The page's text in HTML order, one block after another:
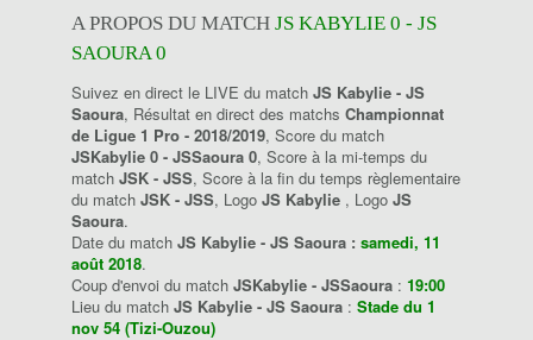
A PROPOS DU MATCH JS KABYLIE 0 - JS
SAOURA 0
Suivez en direct le LIVE du match JS Kabylie - JS
Saoura, Résultat en direct des matchs Championnat
de Ligue 1 Pro - 2018/2019, Score du match
JSKabylie 0 - JSSaoura 0, Score à la mi-temps du
match JSK - JSS, Score à la fin du temps règlementaire
du match JSK - JSS, Logo JS Kabylie , Logo JS
Saoura.
Date du match JS Kabylie - JS Saoura : samedi, 11
août 2018.
Coup d'envoi du match JSKabylie - JSSaoura : 19:00
Lieu du match JS Kabylie - JS Saoura : Stade du 1
nov 54 (Tizi-Ouzou)